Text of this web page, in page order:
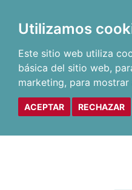
Utilizamos
Este sitio web utiliza
básica del sitio web,
marketing, para mostrar
ACEPTAR RECHAZAR